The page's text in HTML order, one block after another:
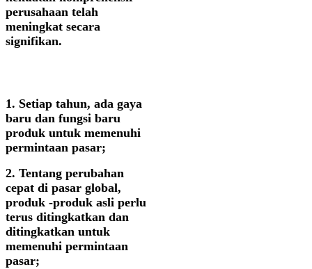
perusahaan telah
meningkat secara
signifikan.
1. Setiap tahun, ada gaya
baru dan fungsi baru
produk untuk memenuhi
permintaan pasar;
2. Tentang perubahan
cepat di pasar global,
produk -produk asli perlu
terus ditingkatkan dan
ditingkatkan untuk
memenuhi permintaan
pasar;